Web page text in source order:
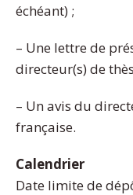
échéant) ;
– Une lettre de
directeur(s) de
– Un avis du
française.
Calendrier
Date limite de